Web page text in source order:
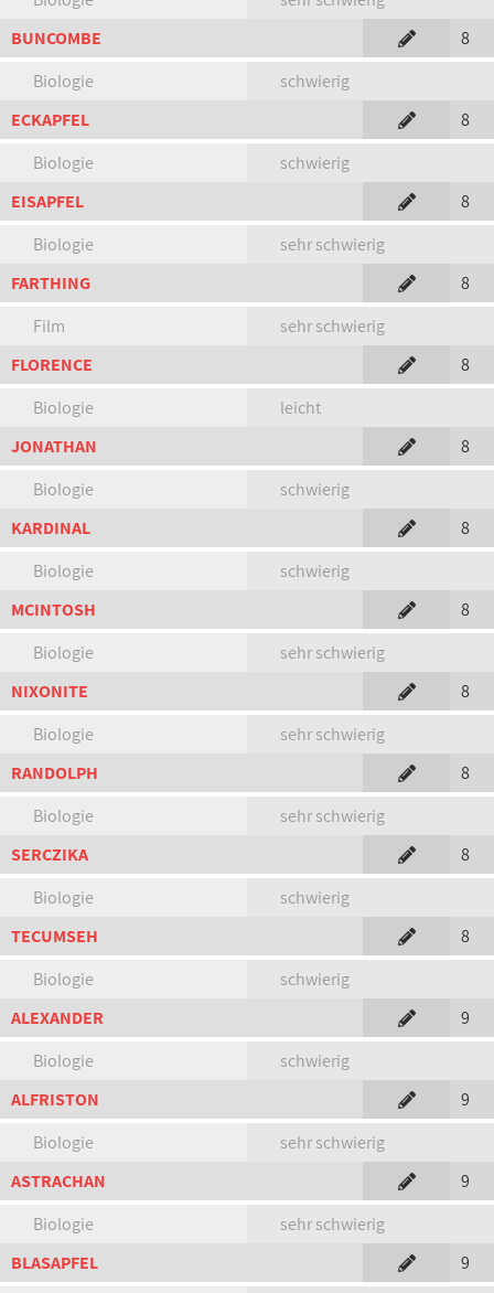
BUNCOMBE
8
Biologie
schwierig
ECKAPFEL
8
Biologie
schwierig
EISAPFEL
8
Biologie
sehr schwierig
FARTHING
8
Film
sehr schwierig
FLORENCE
8
Biologie
leicht
JONATHAN
8
Biologie
schwierig
KARDINAL
8
Biologie
schwierig
MCINTOSH
8
Biologie
sehr schwierig
NIXONITE
8
Biologie
sehr schwierig
RANDOLPH
8
Biologie
sehr schwierig
SERCZIKA
8
Biologie
schwierig
TECUMSEH
8
Biologie
schwierig
ALEXANDER
9
Biologie
schwierig
ALFRISTON
9
Biologie
sehr schwierig
ASTRACHAN
9
Biologie
sehr schwierig
BLASAPFEL
9